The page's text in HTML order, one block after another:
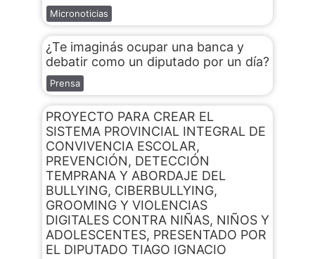
Micronoticias
¿Te imaginás ocupar una banca y
debatir como un diputado por un día?
Prensa
PROYECTO PARA CREAR EL
SISTEMA PROVINCIAL INTEGRAL DE
CONVIVENCIA ESCOLAR,
PREVENCIÓN, DETECCIÓN
TEMPRANA Y ABORDAJE DEL
BULLYING, CIBERBULLYING,
GROOMING Y VIOLENCIAS
DIGITALES CONTRA NIÑAS, NIÑOS Y
ADOLESCENTES, PRESENTADO POR
EL DIPUTADO TIAGO IGNACIO